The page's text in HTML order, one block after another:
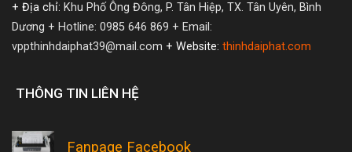
+ Địa chỉ: Khu Phố Ông Đông, P. Tân Hiệp, TX. Tân Uyên, Bình
Dương + Hotline: 0985 646 869 + Email:
vppthinhdaiphat39@mail.com + Website: thinhdaiphat.com
THÔNG TIN LIÊN HỆ
Fanpage Facebook